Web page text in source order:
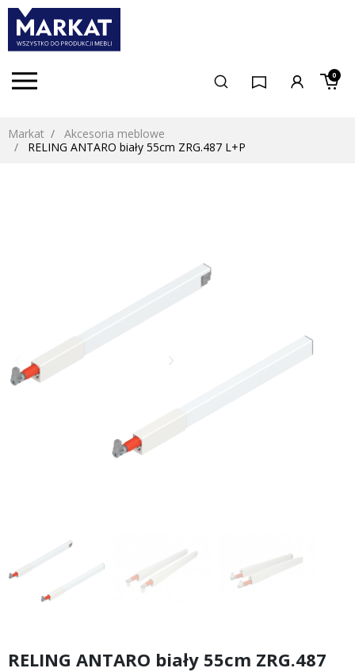
0
Markat
Akcesoria meblowe
RELING ANTARO biały 55cm ZRG.487 L+P
Poprzedni
RELING ANTARO biały 55cm ZRG.487